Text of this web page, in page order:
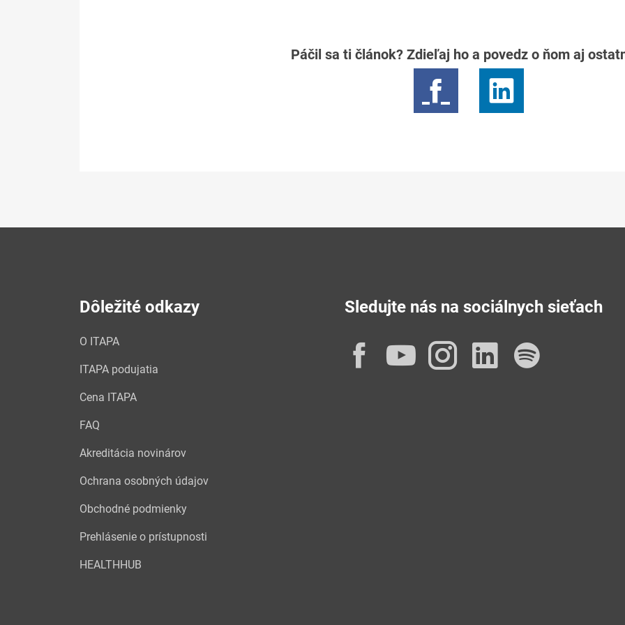
Páčil sa ti článok? Zdieľaj ho a povedz o ňom aj
Dôležité odkazy
O ITAPA
ITAPA podujatia
Cena ITAPA
FAQ
Akreditácia novinárov
Ochrana osobných údajov
Obchodné podmienky
Prehlásenie o prístupnosti
HEALTHHUB
Sledujte nás na sociálnych sieťach
Facebook
YouTube
Instagram
LinkedIn